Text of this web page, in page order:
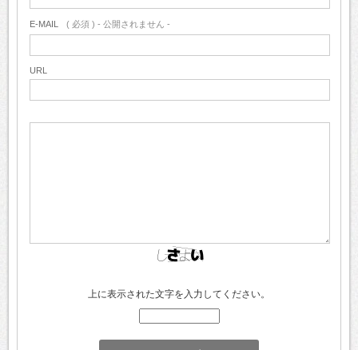
E-MAIL ( 必須 ) - 公開されません -
URL
上に表示された文字を入力してください。